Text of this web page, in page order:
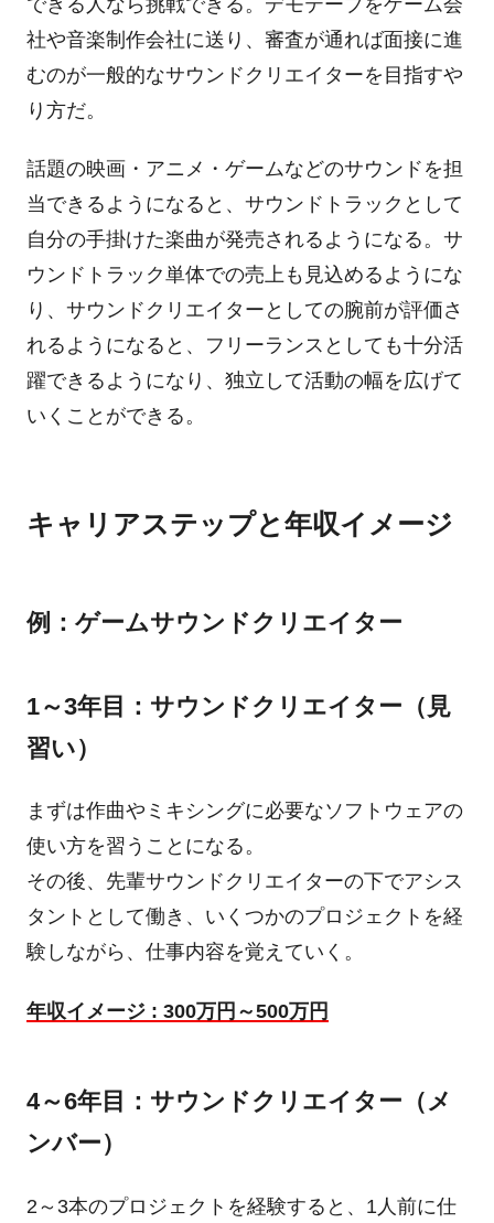
社や音楽制作会社に送り、審査が通れば面接に進
むのが一般的なサウンドクリエイターを目指すや
り方だ。
話題の映画・アニメ・ゲームなどのサウンドを担
当できるようになると、サウンドトラックとして
自分の手掛けた楽曲が発売されるようになる。サ
ウンドトラック単体での売上も見込めるようにな
り、サウンドクリエイターとしての腕前が評価さ
れるようになると、フリーランスとしても十分活
躍できるようになり、独立して活動の幅を広げて
いくことができる。
キャリアステップと年収イメージ
例：ゲームサウンドクリエイター
1～3年目：サウンドクリエイター（見
習い）
まずは作曲やミキシングに必要なソフトウェアの
使い方を習うことになる。
その後、先輩サウンドクリエイターの下でアシス
タントとして働き、いくつかのプロジェクトを経
験しながら、仕事内容を覚えていく。
年収イメージ : 300万円～500万円
4～6年目：サウンドクリエイター（メ
ンバー）
2～3本のプロジェクトを経験すると、1人前に仕